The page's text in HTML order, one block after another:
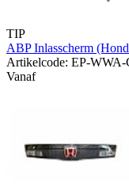
TIP
ABP Inlasscherm
Artikelcode: EP-
Vanaf